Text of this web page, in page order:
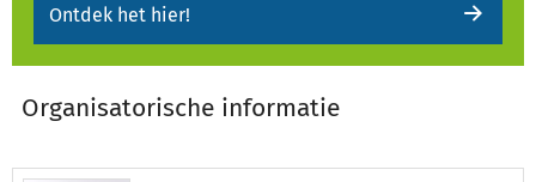
Ontdek het hier!
Organisatorische informatie